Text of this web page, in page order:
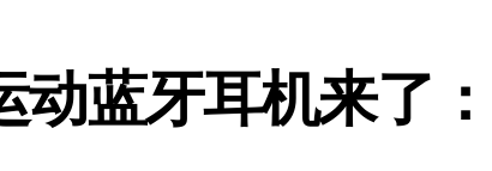
定制主题潮到没朋友！
动蓝牙耳机来了